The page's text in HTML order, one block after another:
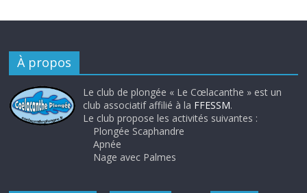
À propos
Le club de plongée « Le Cœlacanthe » est un
club associatif affilié à la FFESSM.
Le club propose les activités suivantes :
Plongée Scaphandre
Apnée
Nage avec Palmes